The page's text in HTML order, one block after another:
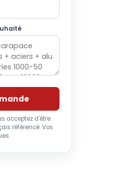
acceptez d'être
référencé. Vos